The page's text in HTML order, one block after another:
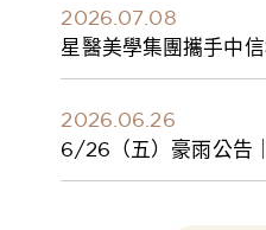
2026.07.08
星醫美學集團攜手中
學人才新標準 建構健
2026.06.26
6/26（五）豪雨公告